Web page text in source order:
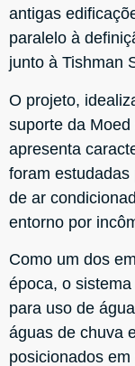
antigas
paralelo à
junto à Tishman
O projeto,
suporte da
apresenta
foram
de ar
entorno por
Como um dos
época, o
para uso de
águas de chuva
posicionados